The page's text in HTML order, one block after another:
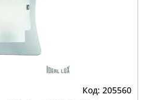
205560